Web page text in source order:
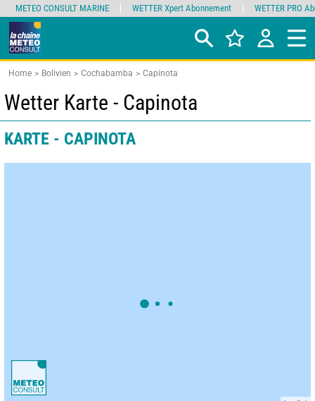
Home Bolivien Cochabamba Capinota
Wetter Karte - Capinota
KARTE - CAPINOTA
METEO CONSULT MARINE WETTER Xpert Abonnement WETTER PRO